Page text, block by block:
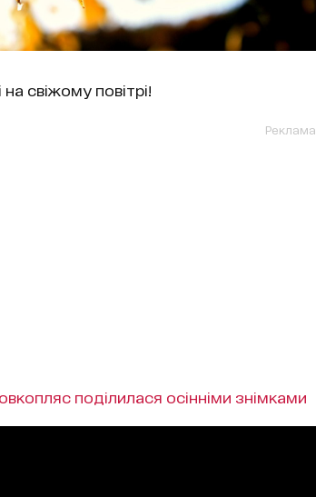
свіжому повітрі!
Реклама
поділилася осінніми знімками